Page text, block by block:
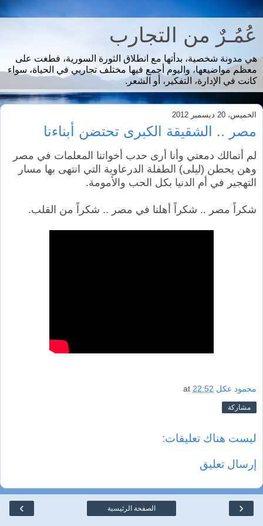
عُمُـرٌ من التجارب
هي مدونة شخصية، بدأتها مع انطلاق الثورة السورية، فطغت على
معظم مواضيعها، واليوم أجمع فيها مختلف تجاربي في الحياة، سواء
كانت في الإدارة، التفكير، أو الشعر.
الخميس، 20 ديسمبر 2012
مصر .. الشقيقة الكبرى تحتضن أبناءنا
لم أتمالك دمعتي وأنا أرى حدب أخواتنا المعلمات في مصر
وهن يحطن (ليلى) الطفلة الدرعاوية التي انتهى بها مسار
التهجير في أم الدنيا بكل الحب والأمومة.
شكراً مصر .. شكراً أهلنا في مصر .. شكراً من القلب.
محمود عكل at 22:52
مشاركة
ليست هناك تعليقات:
إرسال تعليق
‹
› الصفحة الرئيسية